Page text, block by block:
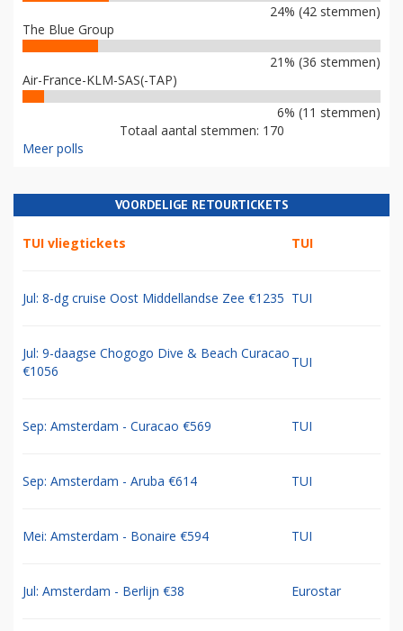
24% (42 stemmen)
The Blue Group
21% (36 stemmen)
Air-France-KLM-SAS(-TAP)
6% (11 stemmen)
Totaal aantal stemmen: 170
Meer polls
VOORDELIGE RETOURTICKETS
TUI vliegtickets TUI
Jul: 8-dg cruise Oost Middellandse Zee €1235 TUI
Jul: 9-daagse Chogogo Dive & Beach Curacao
€1056
TUI
Sep: Amsterdam - Curacao €569 TUI
Sep: Amsterdam - Aruba €614 TUI
Mei: Amsterdam - Bonaire €594 TUI
Jul: Amsterdam - Berlijn €38 Eurostar